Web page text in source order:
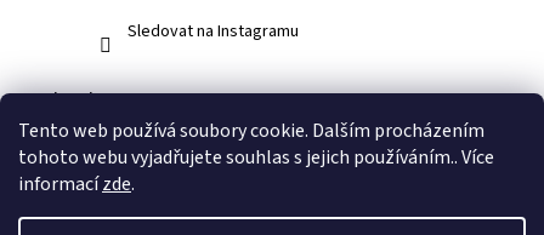
Tento web používá soubory cookie. Dalším procházením
tohoto webu vyjadřujete souhlas s jejich používáním.. Více
informacízde.
Sledovat na Instagramu
Facebook